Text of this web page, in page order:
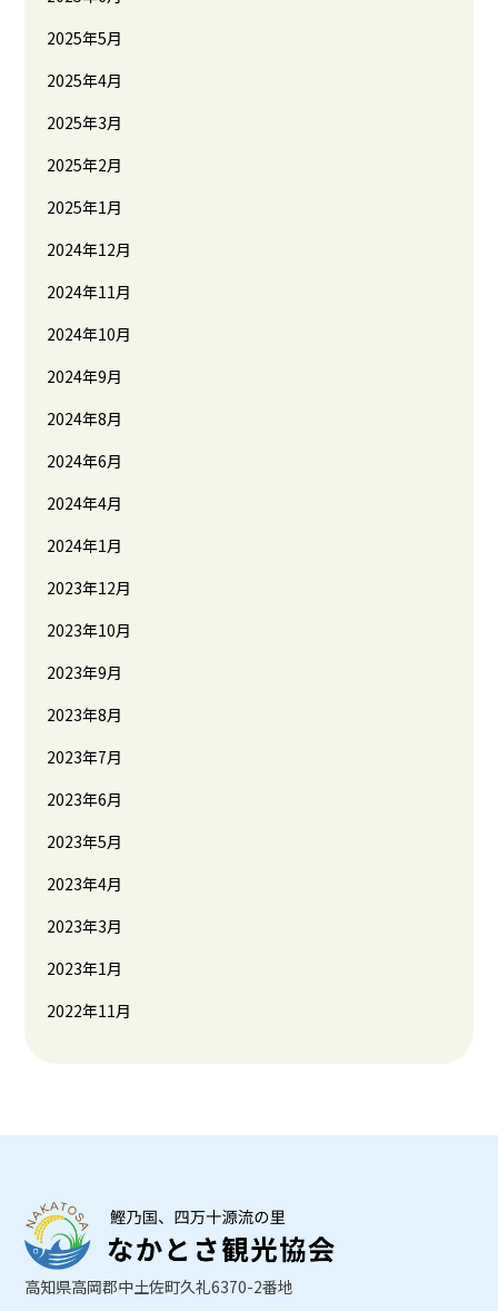
2025年5月
2025年4月
2025年3月
2025年2月
2025年1月
2024年12月
2024年11月
2024年10月
2024年9月
2024年8月
2024年6月
2024年4月
2024年1月
2023年12月
2023年10月
2023年9月
2023年8月
2023年7月
2023年6月
2023年5月
2023年4月
2023年3月
2023年1月
2022年11月
高知県高岡郡中土佐町久礼6370-2番地